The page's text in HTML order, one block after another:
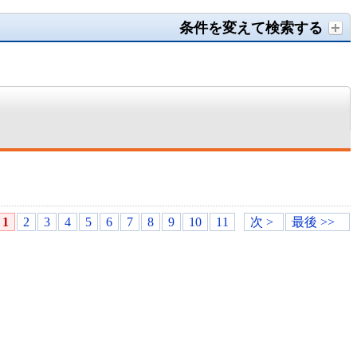
条件を変えて検索する
1 2 3 4 5 6 7 8 9 10 11 次 > 最後 >>